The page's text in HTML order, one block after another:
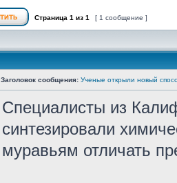
Страница 1 из 1 [ 1 сообщение ]
Заголовок сообщения: Ученые открыли новый
Специалисты из
синтезировали
муравьям отличать